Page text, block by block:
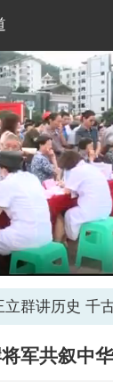
立群讲历史 千
军共叙中